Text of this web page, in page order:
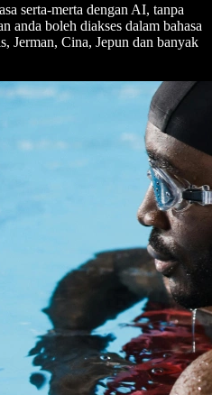
serta-merta dengan AI, tanpa
anda boleh diakses dalam bahasa
Jerman, Cina, Jepun dan banyak